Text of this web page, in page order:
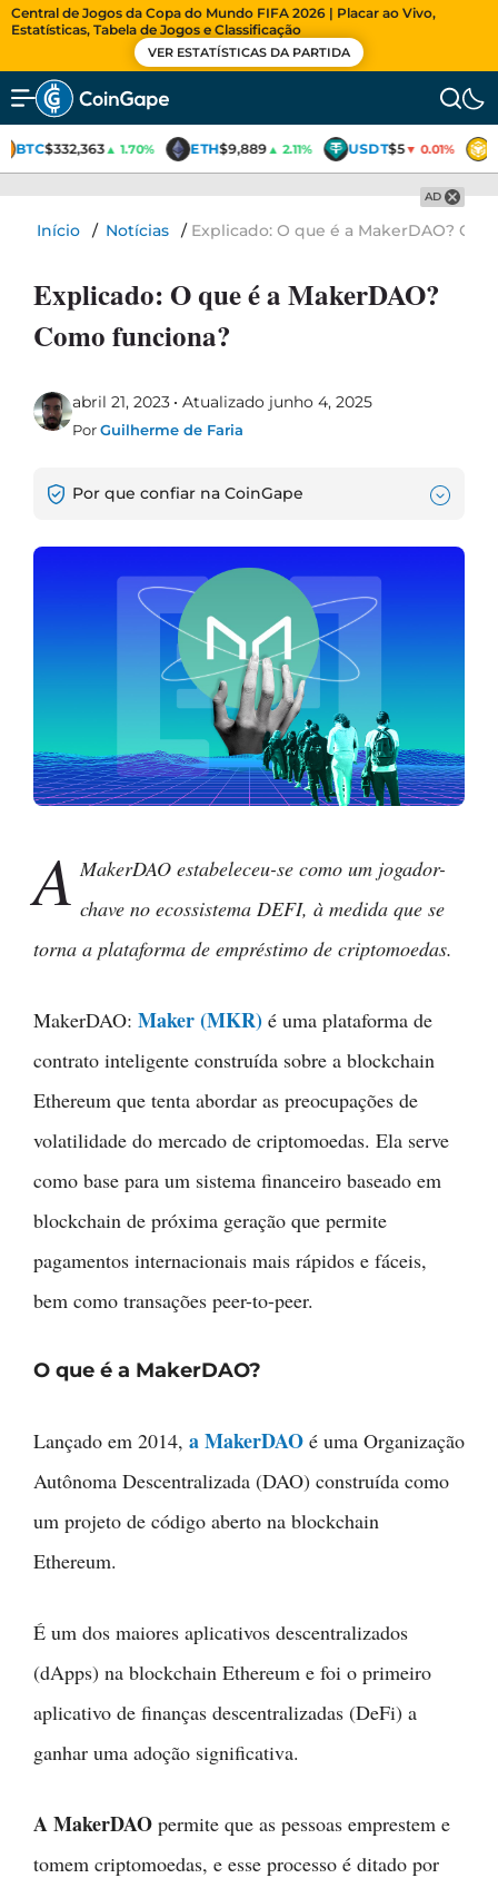
Central de Jogos da Copa do Mundo FIFA 2026 | Placar ao Vivo,
Estatísticas, Tabela de Jogos e Classificação
VER ESTATÍSTICAS DA PARTIDA
BTC$332,363▲ 1.70% ETH$9,889▲ 2.11% USDT$5▼ 0.01%
AD
Início / Notícias / Explicado: O que é a MakerDAO?
Explicado: O que é a MakerDAO?
Como funciona?
abril 21, 2023 Atualizado junho 4, 2025
PorGuilherme de Faria
Por que confiar na CoinGape
A MakerDAO estabeleceu-se como um jogador-
chave no ecossistema DEFI, à medida que se
torna a plataforma de empréstimo de criptomoedas.
MakerDAO: Maker (MKR) é uma plataforma de
contrato inteligente construída sobre a blockchain
Ethereum que tenta abordar as preocupações de
volatilidade do mercado de criptomoedas. Ela serve
como base para um sistema financeiro baseado em
blockchain de próxima geração que permite
pagamentos internacionais mais rápidos e fáceis,
bem como transações peer-to-peer.
O que é a MakerDAO?
Lançado em 2014, a MakerDAO é uma Organização
Autônoma Descentralizada (DAO) construída como
um projeto de código aberto na blockchain
Ethereum.
É um dos maiores aplicativos descentralizados
(dApps) na blockchain Ethereum e foi o primeiro
aplicativo de finanças descentralizadas (DeFi) a
ganhar uma adoção significativa.
A MakerDAO permite que as pessoas emprestem e
tomem criptomoedas, e esse processo é ditado por